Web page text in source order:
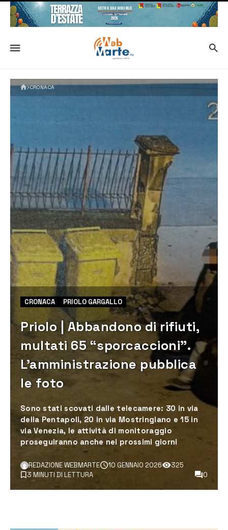
CRONACA
CRONACA PRIOLO GARGALLO
Priolo | Abbandono di rifiuti,
multati 65 “sporcaccioni”.
L’amministrazione pubblica
le foto
Sono stati scovati dalle telecamere: 30 in via
della Pentapoli, 20 in via Mostringiano e 15 in
via Venezia, le attività di monitoraggio
proseguiranno anche nei prossimi giorni
REDAZIONE WEBMARTE 10 GENNAIO 2026
325
3 MINUTI DI LETTURA
0